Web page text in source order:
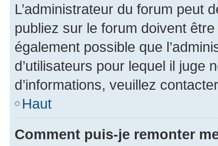
L’administrateur du forum peut
publiez sur le forum doivent
également possible que
d’utilisateurs pour lequel il juge
d’informations, veuillez
Haut
Comment puis-je remonter